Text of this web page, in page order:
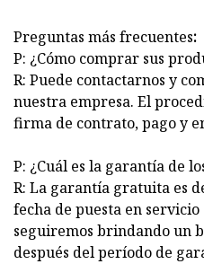
Preguntas más frecuentes:
P: ¿Cómo comprar sus
R: Puede contactarnos y
nuestra empresa. El
firma de contrato, pago y
P: ¿Cuál es la garantía de
R: La garantía gratuita es
fecha de puesta en
seguiremos brindando un
después del período de